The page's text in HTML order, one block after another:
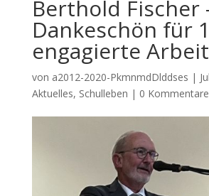
Berthold Fischer
Dankeschön für
engagierte Arbeit
von a2012-2020-PkmnmdDlddses |
Aktuelles, Schulleben | 0 Kommentare